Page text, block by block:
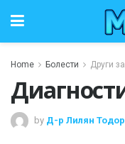
Home Болести Други
by Д-р Лилян